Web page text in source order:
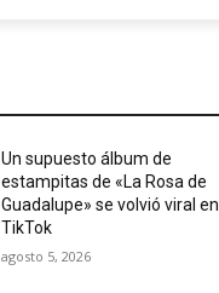
Un supuesto álbum de
estampitas de «La Rosa de
Guadalupe» se volvió viral en
TikTok
agosto 5, 2026